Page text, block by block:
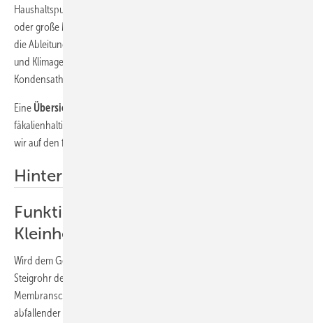
Haushaltspumpen an, denen heißes Wasser aus der Waschmaschine
oder große Mengen aus der Badewanne nichts ausmachen. Auch für
die Ableitung von anfallendem Kondensat aus Brennwertheizungen
und Klimageräten unterhalb der Rückstauebene stehen spezielle
Kondensathebeanlagen zur Verfügung.
Eine Übersicht über am Markt verfügbare Kleinhebeanlagen
fäkalienhaltige und fäkalienfreie Abwässer sowie für Kondensat haben
wir auf den folgenden Seiten zusammengestellt.
Hintergrund
Funktionsweise einer
Kleinhebeanlage
Wird dem Gerät Wasser zugeführt, steigt gleichzeitig in einem
Steigrohr der ­Luftdruck an. Dieser Überdruck löst den
Membranschalter aus, der wiederum den Motor einschaltet. Bei
abfallender Wassersäule schaltet das Gerät wieder aus. Über ein